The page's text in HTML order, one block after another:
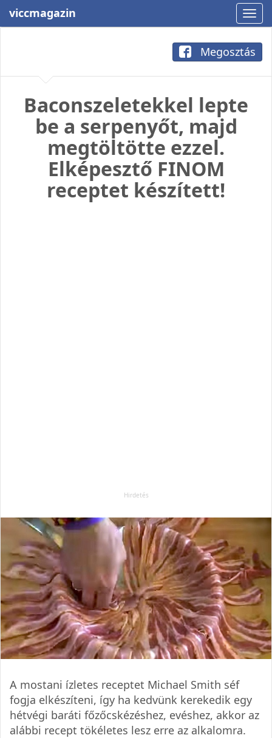
viccmagazin
Megosztás
Baconszeletekkel lepte
be a serpenyőt, majd
megtöltötte ezzel.
Elképesztő FINOM
receptet készített!
A mostani ízletes receptet Michael Smith séf
fogja elkészíteni, így ha kedvünk kerekedik egy
hétvégi baráti főzőcskézéshez, evéshez, akkor az
alábbi recept tökéletes lesz erre az alkalomra.